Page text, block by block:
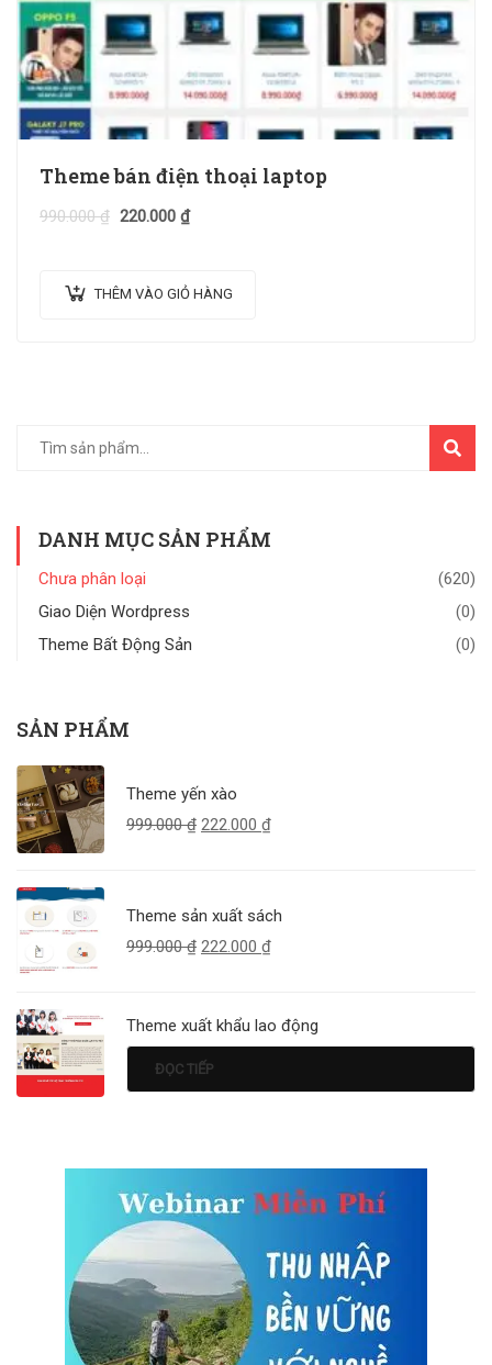
Theme bán điện thoại laptop
990.000₫ 220.000 ₫
THÊM VÀO GIỎ HÀNG
TÌM
KIẾM
DANH MỤC SẢN PHẨM
Chưa phân loại
(620)
Giao Diện Wordpress
(0)
Theme Bất Động Sản
(0)
SẢN PHẨM
Theme yến xào
999.000₫ 222.000 ₫
Theme sản xuất sách
999.000₫ 222.000 ₫
Theme xuất khẩu lao động
ĐỌC TIẾP